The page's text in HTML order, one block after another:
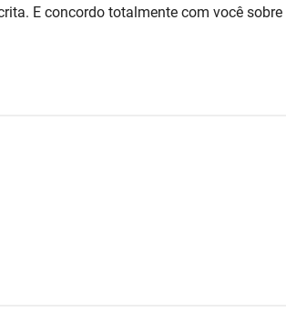
E concordo totalmente com você